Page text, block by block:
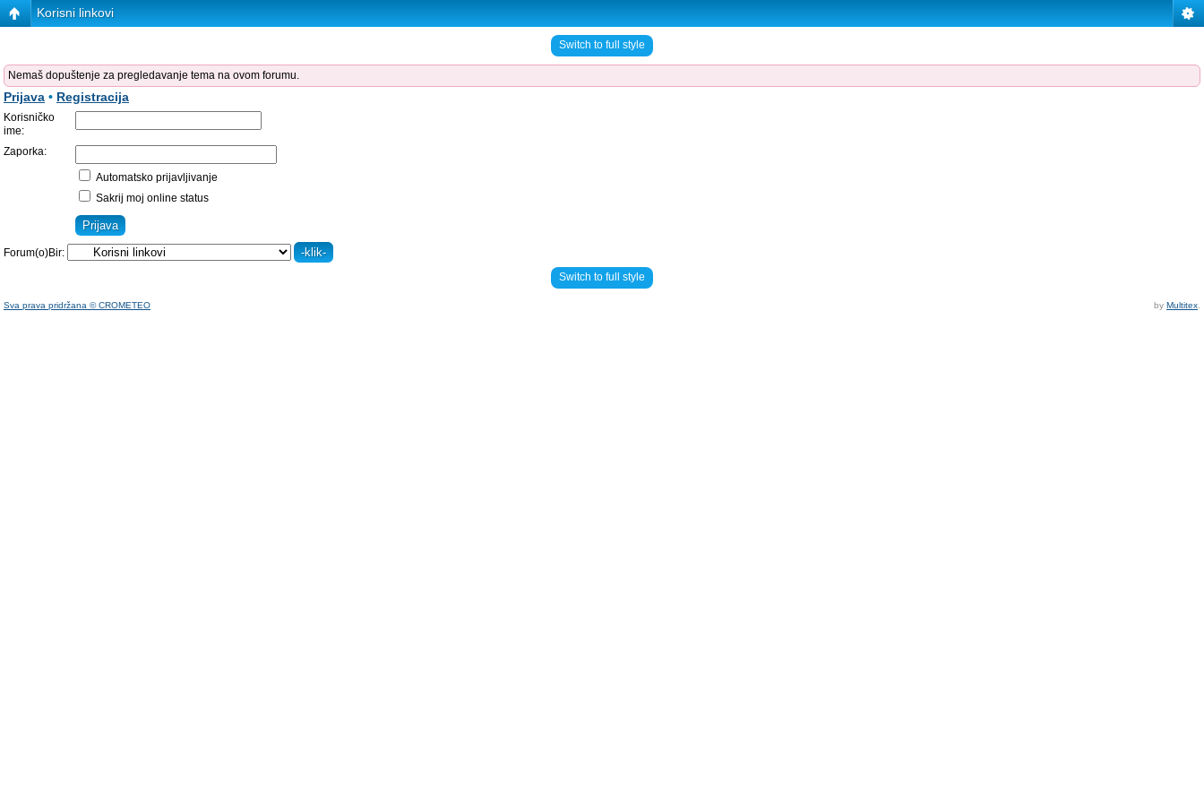
Korisni linkovi
Switch to full style
Nemaš dopuštenje za pregledavanje tema na ovom forumu.
Prijava • Registracija
Korisničko
ime:
Zaporka:
Automatsko prijavljivanje
Sakrij moj online status
Forum(o)Bir:
Switch to full style
Sva prava pridržana © CROMETEO by Multitex